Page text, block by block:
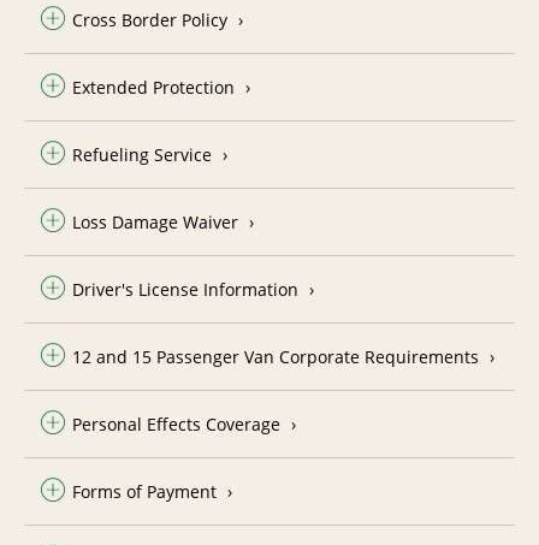
Cross Border Policy
Extended Protection
Refueling Service
Loss Damage Waiver
Driver's License Information
12 and 15 Passenger Van Corporate Requirements
Personal Effects Coverage
Forms of Payment